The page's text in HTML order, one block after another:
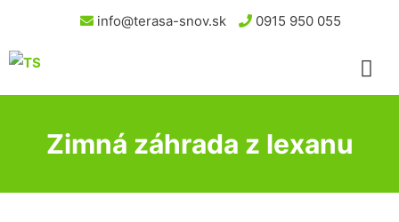
info@terasa-snov.sk 0915 950 055
Zimná záhrada z lexanu